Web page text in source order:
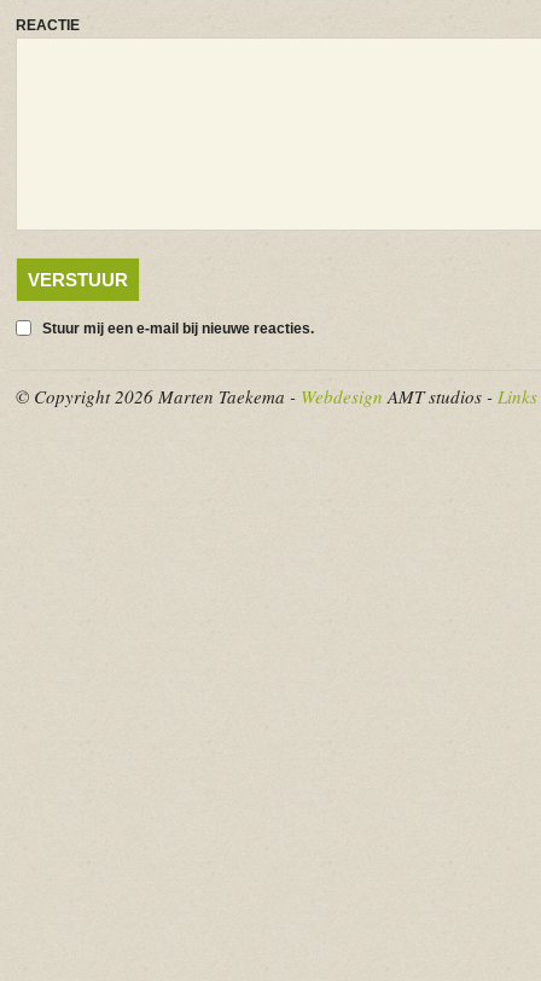
REACTIE
Stuur mij een e-mail bij nieuwe reacties.
© Copyright 2026 Marten Taekema - Webdesign AMT studios - Links